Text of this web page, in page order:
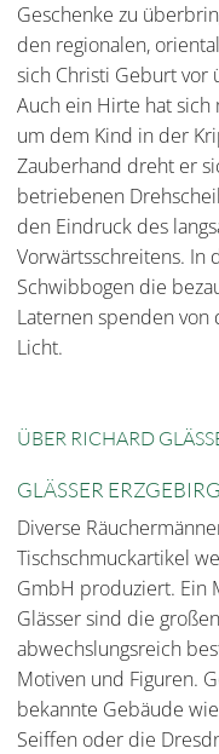
Geschenke zu
den regionalen,
sich Christi Geburt vor
Auch ein Hirte hat sich
um dem Kind in der
Zauberhand dreht er
betriebenen
den Eindruck des
Vorwärtsschreitens. In
Schwibbogen die
Laternen spenden
Licht.
ÜBER RICHARD
GLÄSSER
Diverse
Tischschmuckartikel
GmbH produziert. Ein
Glässer sind die
abwechslungsreich
Motiven und Figuren.
bekannte Gebäude
Seiffen oder die